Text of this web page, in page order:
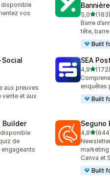
disponible
vos
Bannière
5,0 (183)
183 avis
Barre
tête,
Built
aux preuves
et aux
SEA
4,9 (172)
172 avis
enquêtes
Built
Builder
de
Seguno
4,8
644 avis
Canva et
Built